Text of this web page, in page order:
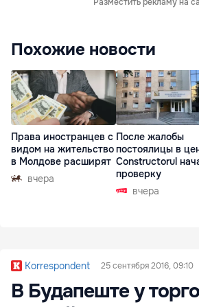
Похожие новости
Права иностранцев с
видом на жительство
в Молдове расширят
вчера
После жалобы
постоялицы в
Constructorul
проверку
вчера
Korrespondent 25 сентября 2016, 09:10
В Будапеште у